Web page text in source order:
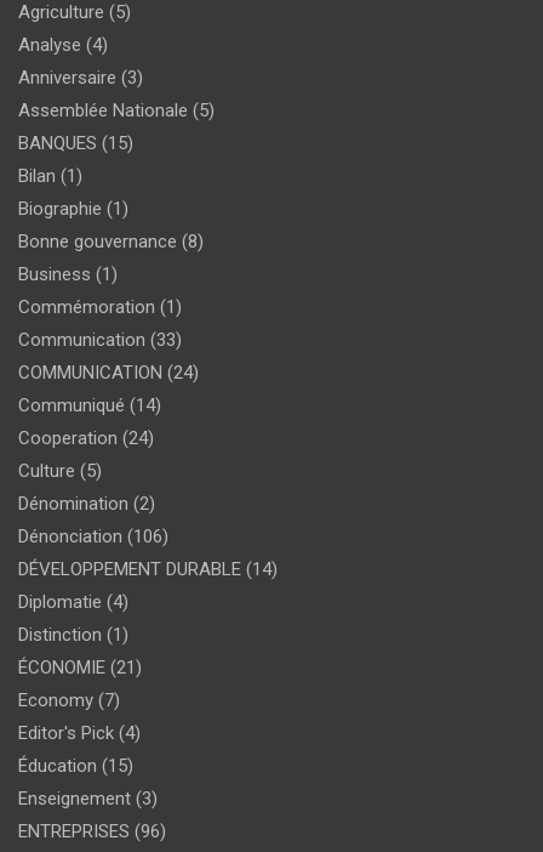
Agriculture (5)
Analyse (4)
Anniversaire (3)
Assemblée Nationale (5)
BANQUES (15)
Bilan (1)
Biographie (1)
Bonne gouvernance (8)
Business (1)
Commémoration (1)
Communication (33)
COMMUNICATION (24)
Communiqué (14)
Cooperation (24)
Culture (5)
Dénomination (2)
Dénonciation (106)
DÉVELOPPEMENT DURABLE (14)
Diplomatie (4)
Distinction (1)
ÉCONOMIE (21)
Economy (7)
Editor's Pick (4)
Éducation (15)
Enseignement (3)
ENTREPRISES (96)